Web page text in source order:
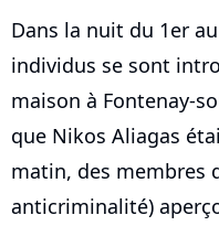
Dans la nuit du 1er
individus se sont
maison à Fontenay-
que Nikos Aliagas
matin, des membres
anticriminalité)